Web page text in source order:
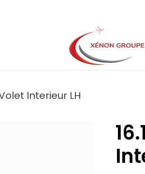
Demande de devis
Volet Interieur LH